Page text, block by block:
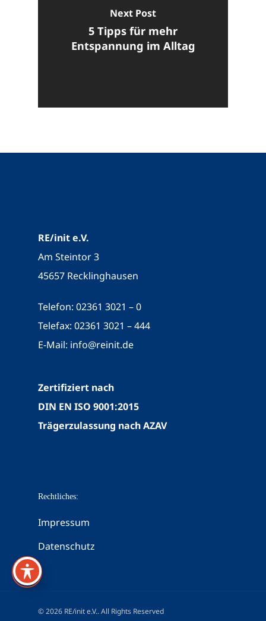
Next Post
5 Tipps für mehr
Entspannung im Alltag
RE/init e.V.
Am Steintor 3
45657 Recklinghausen
Telefon: 02361 3021 – 0
Telefax: 02361 3021 – 444
E-Mail: info@reinit.de
Zertifiziert nach
DIN EN ISO 9001:2015
Trägerzulassung nach AZAV
Rechtliches:
Impressum
Datenschutz
© 2026 RE/init e.V.. All Rights Reserved